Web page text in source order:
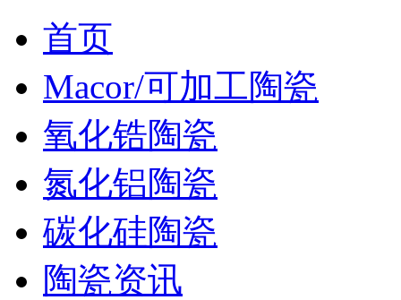
首页
Macor/可加工陶瓷
氧化锆陶瓷
氮化铝陶瓷
碳化硅陶瓷
陶瓷资讯